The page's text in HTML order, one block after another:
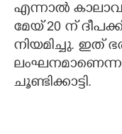
എന്നാൽ
മേയ് 20 ന്
നിയമിച്ചു. ഇത്
ചൂണ്ടിക്കാട്ടി.